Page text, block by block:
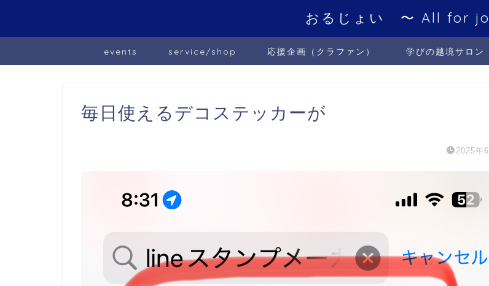
おるじょい 〜 All for
events service/shop 応援企画（クラファン） 学びの越境サロン
毎日使えるデコステッカーが
2025年